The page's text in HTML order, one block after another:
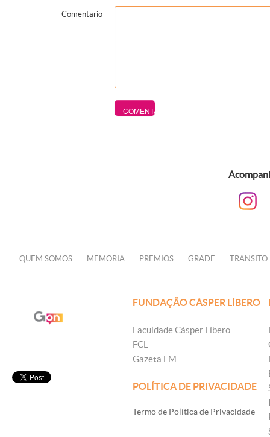
Comentário
QUEM SOMOS MEMÓRIA PRÊMIOS GRADE TRÂNSITO
FUNDAÇÃO CÁSPER LÍBERO
Faculdade Cásper Líbero
FCL
Gazeta FM
POLÍTICA DE PRIVACIDADE
Termo de Política de Privacidade